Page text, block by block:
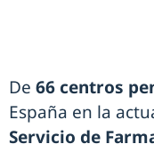
De 66 centros
España en la
Servicio de